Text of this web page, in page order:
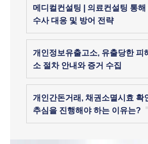
메디컬컨설팅 | 의료컨설팅 통
수사 대응 및 방어 전략
개인정보유출고소, 유출당한 피
소 절차 안내와 증거 수집
개인간돈거래, 채권소멸시효 확
추심을 진행해야 하는 이유는?